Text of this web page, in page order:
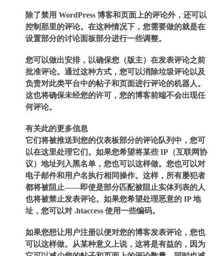
除了禁用 WordPress 博客和页面上的评论外，还可以
控制那里的评论。在这种情况下，您需要做的就是在
设置部分的讨论面板部分进行一些调整。
您可以做出安排，以确保您（版主）在发表评论之前
批准评论。通过这种方式，您可以消除垃圾评论以及
负责对此类平台中的帖子和页面进行评论的机器人。
这也将确保未经您的许可，您的博客前端不会出现任
何评论。
有关此的更多信息
它们将被推送到您的仪表板部分的评论队列中，您可
以在这里处理它们。如果您希望将某些 IP（互联网协
议）地址列入黑名单，您也可以这样做。您也可以对
电子邮件和用户名执行相同操作。这样，所有屡犯者
都将被阻止——即使是部分匹配被阻止实体列表的人
也将被禁止发表评论。如果您希望处理恶意的 IP 地
址，您可以对 .htaccess 使用一些编码。
如果您想让用户注册以便对您的博客发表评论，您也
可以这样做。从某种意义上说，这将是有益的，因为